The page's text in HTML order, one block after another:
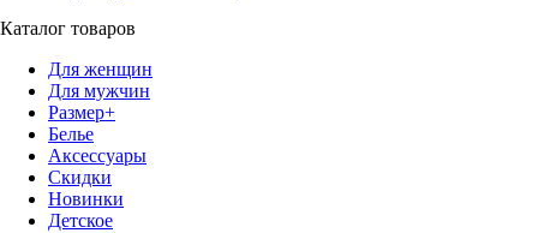
Каталог товаров
Для женщин
Для мужчин
Размер+
Белье
Аксессуары
Скидки
Новинки
Детское